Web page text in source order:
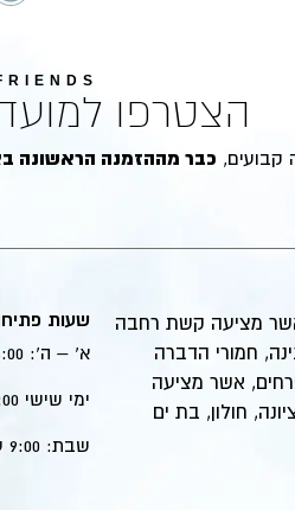
הצטרפו
כבר מההזמנה הראשונה
מציעה קשת רחבה
חמורי הדברה
אשר מציעה
חולון, בת ים
שעות
א’ – ה': 8:00 עד 18:00
ימי שישי 8:00 עד 18:00
שבת: 9:00 עד 18:00